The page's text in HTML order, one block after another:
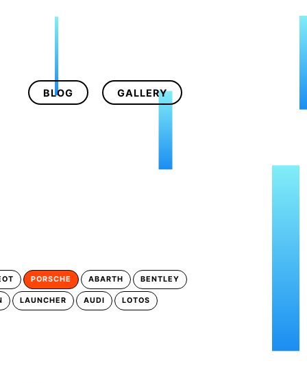
BLOG GALLERY
PORSCHE ABARTH BENTLEY
LAUNCHER AUDI LOTOS